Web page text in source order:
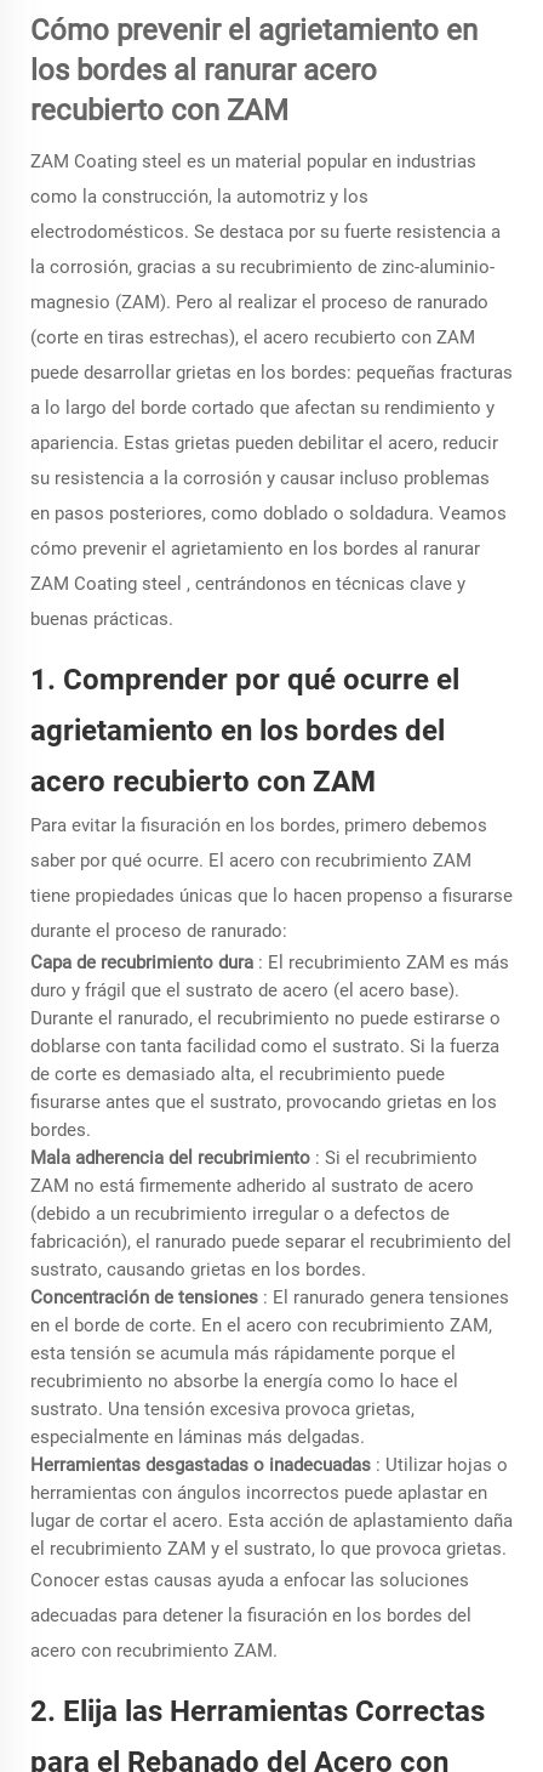
Cómo prevenir el agrietamiento en
los bordes al ranurar acero
recubierto con ZAM
ZAM Coating steel es un material popular en industrias
como la construcción, la automotriz y los
electrodomésticos. Se destaca por su fuerte resistencia a
la corrosión, gracias a su recubrimiento de zinc-aluminio-
magnesio (ZAM). Pero al realizar el proceso de ranurado
(corte en tiras estrechas), el acero recubierto con ZAM
puede desarrollar grietas en los bordes: pequeñas fracturas
a lo largo del borde cortado que afectan su rendimiento y
apariencia. Estas grietas pueden debilitar el acero, reducir
su resistencia a la corrosión y causar incluso problemas
en pasos posteriores, como doblado o soldadura. Veamos
cómo prevenir el agrietamiento en los bordes al ranurar
ZAM Coating steel , centrándonos en técnicas clave y
buenas prácticas.
1. Comprender por qué ocurre el
agrietamiento en los bordes del
acero recubierto con ZAM
Para evitar la fisuración en los bordes, primero debemos
saber por qué ocurre. El acero con recubrimiento ZAM
tiene propiedades únicas que lo hacen propenso a fisurarse
durante el proceso de ranurado:
Capa de recubrimiento dura : El recubrimiento ZAM es más
duro y frágil que el sustrato de acero (el acero base).
Durante el ranurado, el recubrimiento no puede estirarse o
doblarse con tanta facilidad como el sustrato. Si la fuerza
de corte es demasiado alta, el recubrimiento puede
fisurarse antes que el sustrato, provocando grietas en los
bordes.
Mala adherencia del recubrimiento : Si el recubrimiento
ZAM no está firmemente adherido al sustrato de acero
(debido a un recubrimiento irregular o a defectos de
fabricación), el ranurado puede separar el recubrimiento del
sustrato, causando grietas en los bordes.
Concentración de tensiones : El ranurado genera tensiones
en el borde de corte. En el acero con recubrimiento ZAM,
esta tensión se acumula más rápidamente porque el
recubrimiento no absorbe la energía como lo hace el
sustrato. Una tensión excesiva provoca grietas,
especialmente en láminas más delgadas.
Herramientas desgastadas o inadecuadas : Utilizar hojas o
herramientas con ángulos incorrectos puede aplastar en
lugar de cortar el acero. Esta acción de aplastamiento daña
el recubrimiento ZAM y el sustrato, lo que provoca grietas.
Conocer estas causas ayuda a enfocar las soluciones
adecuadas para detener la fisuración en los bordes del
acero con recubrimiento ZAM.
2. Elija las Herramientas Correctas
para el Rebanado del Acero con